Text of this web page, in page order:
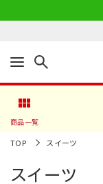
商品一覧
TOP スイーツ
スイーツ